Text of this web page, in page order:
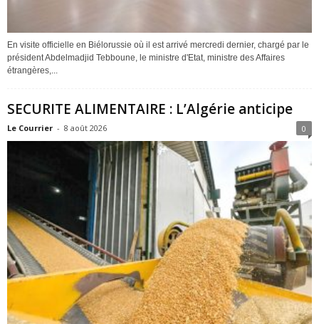
En visite officielle en Biélorussie où il est arrivé mercredi dernier, chargé par le
président Abdelmadjid Tebboune, le ministre d'Etat, ministre des Affaires
étrangères,...
SECURITE ALIMENTAIRE : L’Algérie anticipe
Le Courrier - 8 août 2026 0